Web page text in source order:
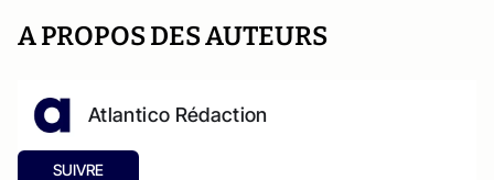
A PROPOS DES AUTEURS
Atlantico Rédaction
SUIVRE